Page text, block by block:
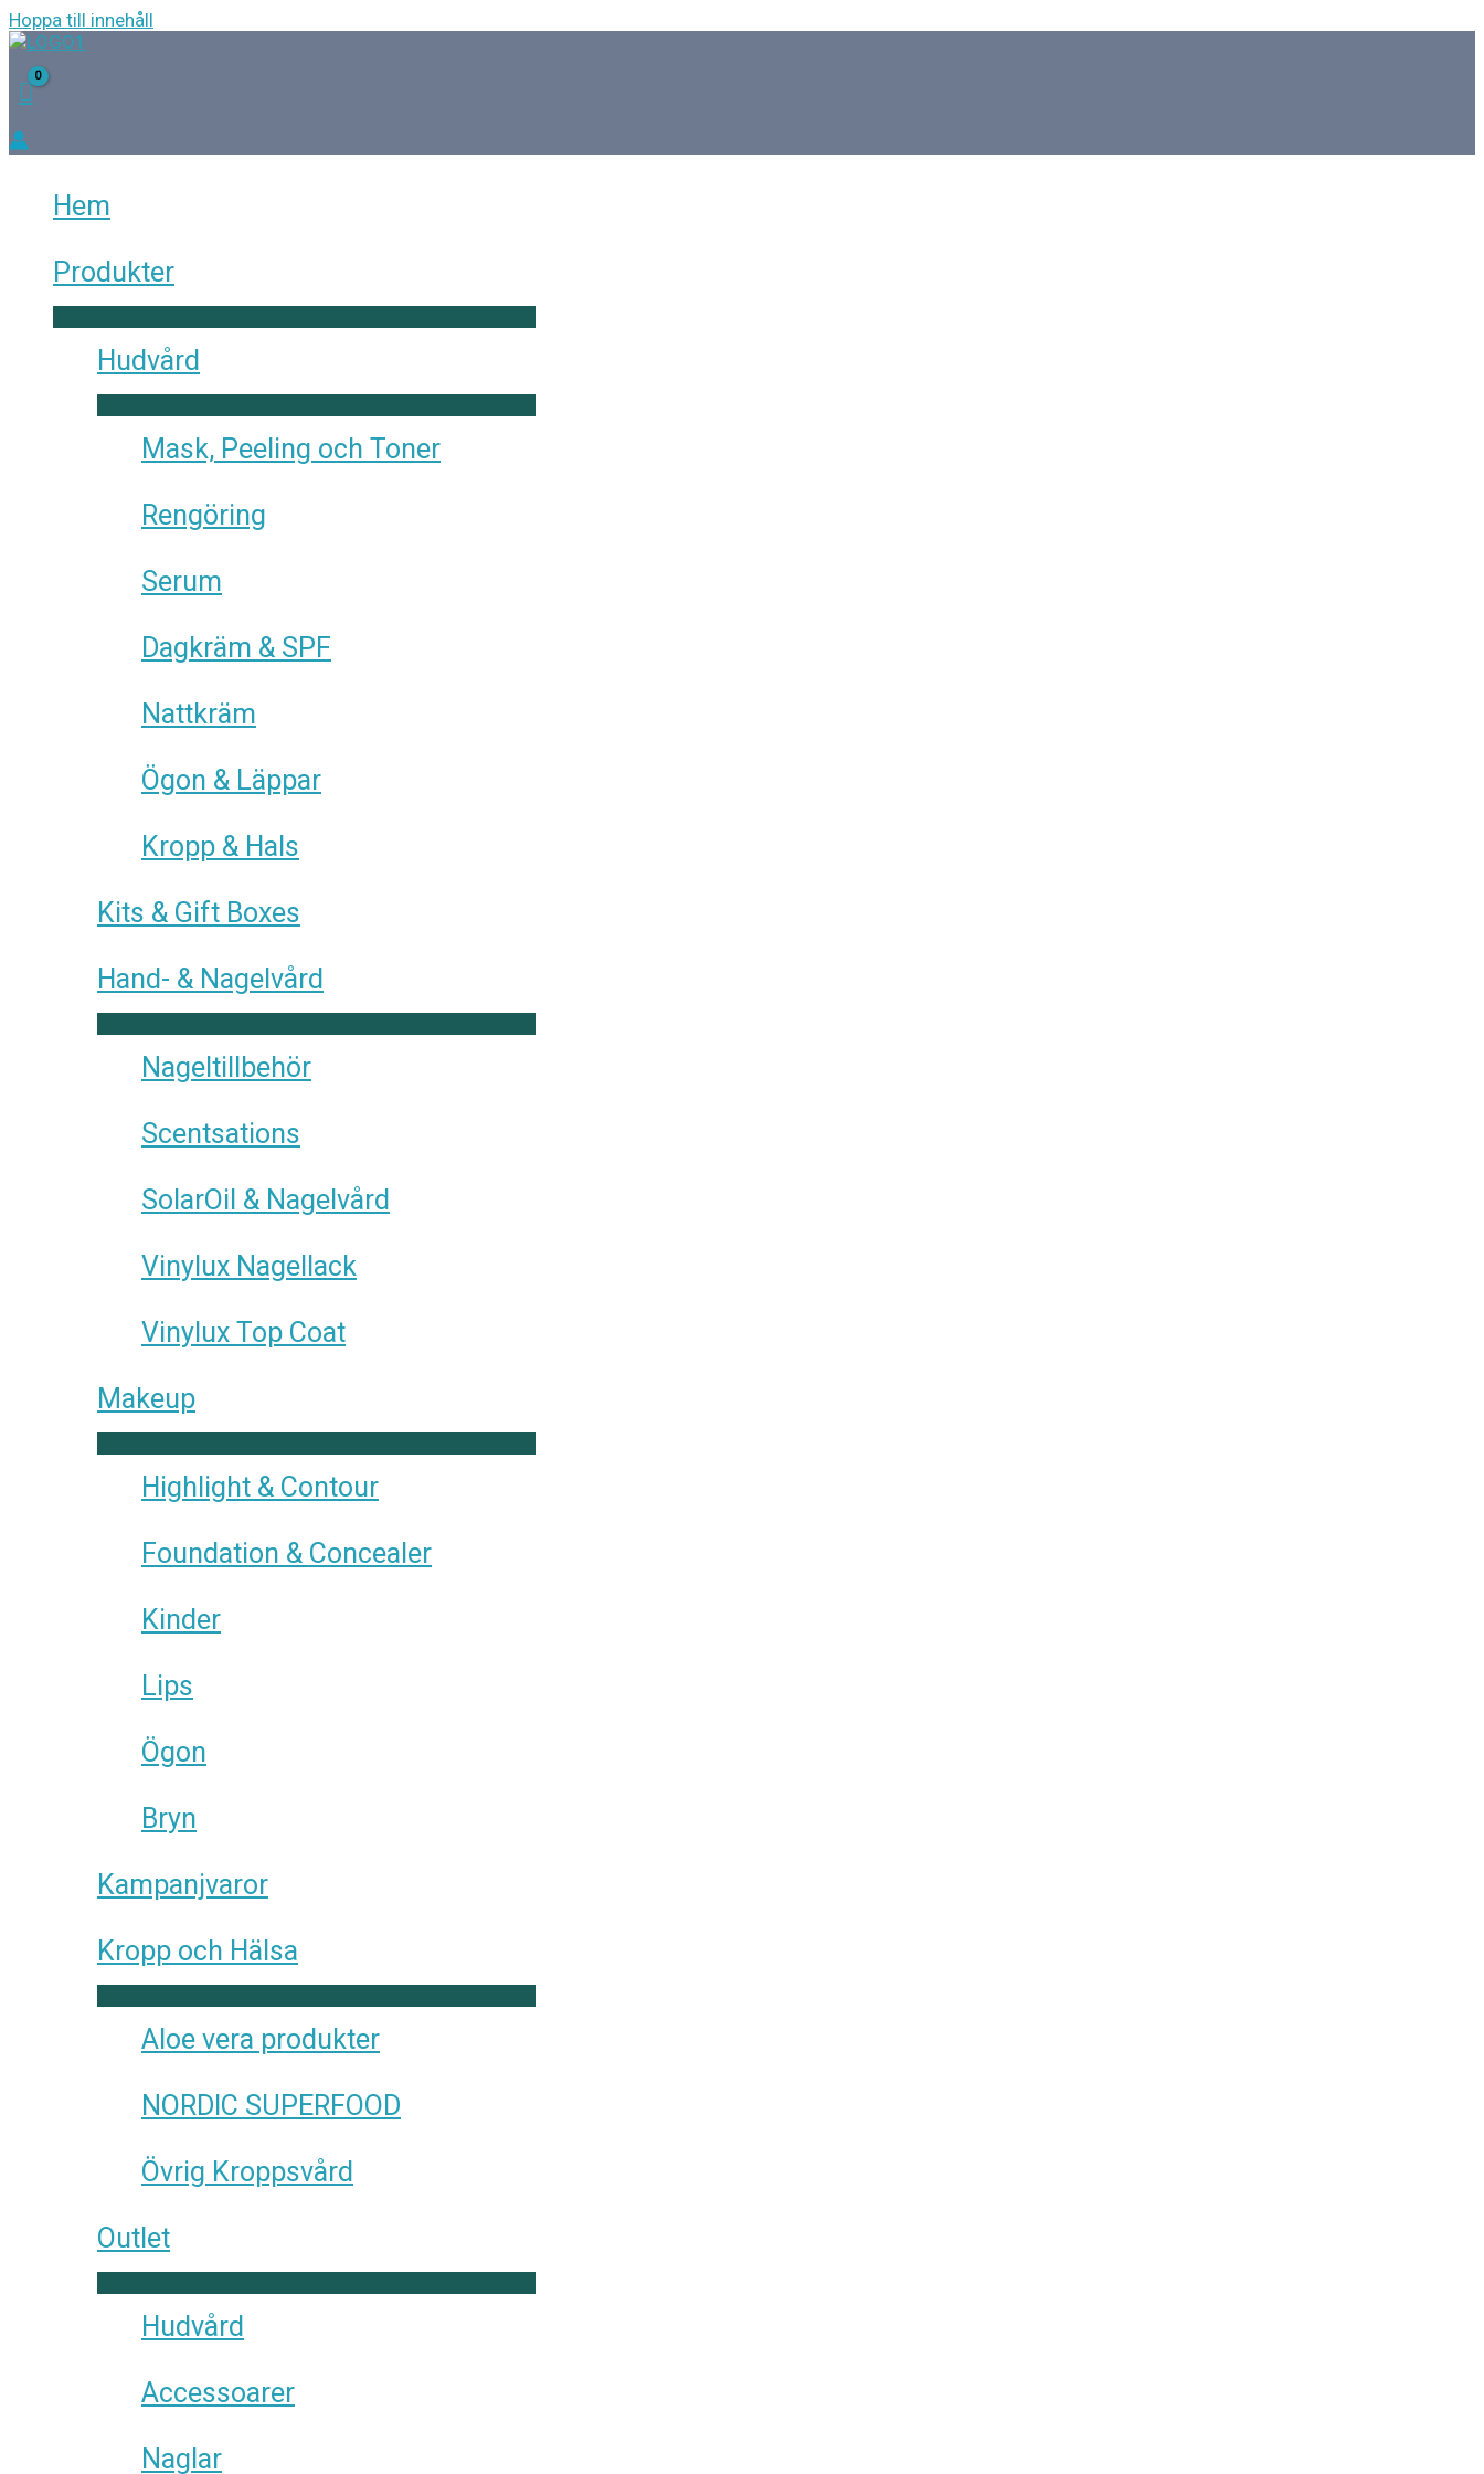
Hoppa till innehåll
Hem
Produkter
Hudvård
Mask, Peeling och Toner
Rengöring
Serum
Dagkräm & SPF
Nattkräm
Ögon & Läppar
Kropp & Hals
Kits & Gift Boxes
Hand- & Nagelvård
Nageltillbehör
Scentsations
SolarOil & Nagelvård
Vinylux Nagellack
Vinylux Top Coat
Makeup
Highlight & Contour
Foundation & Concealer
Kinder
Lips
Ögon
Bryn
Kampanjvaror
Kropp och Hälsa
Aloe vera produkter
NORDIC SUPERFOOD
Övrig Kroppsvård
Outlet
Hudvård
Accessoarer
Naglar